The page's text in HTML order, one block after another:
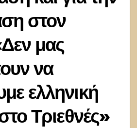
στον
μας
να
ελληνική
Τριεθνές»